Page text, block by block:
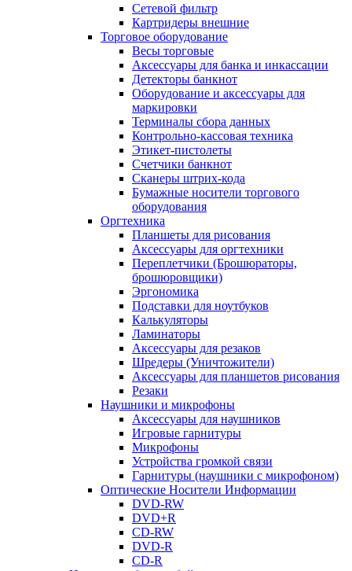
Сетевой фильтр
Картридеры внешние
Торговое оборудование
Весы торговые
Аксессуары для банка и инкассации
Детекторы банкнот
Оборудование и аксессуары для
маркировки
Терминалы сбора данных
Контрольно-кассовая техника
Этикет-пистолеты
Счетчики банкнот
Сканеры штрих-кода
Бумажные носители торгового
оборудования
Оргтехника
Планшеты для рисования
Аксессуары для оргтехники
Переплетчики (Брошюраторы,
брошюровщики)
Эргономика
Подставки для ноутбуков
Калькуляторы
Ламинаторы
Аксессуары для резаков
Шредеры (Уничтожители)
Аксессуары для планшетов рисования
Резаки
Наушники и микрофоны
Аксессуары для наушников
Игровые гарнитуры
Микрофоны
Устройства громкой связи
Гарнитуры (наушники с микрофоном)
Оптические Носители Информации
DVD-RW
DVD+R
CD-RW
DVD-R
CD-R